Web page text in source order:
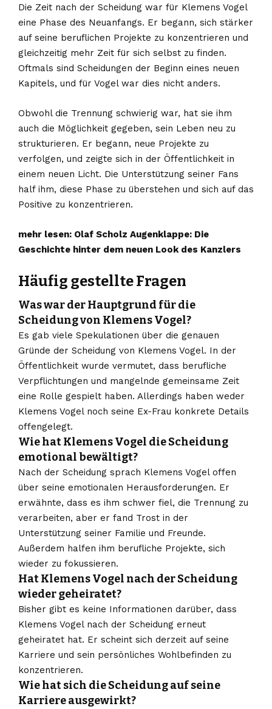
Die Zeit nach der Scheidung war für Klemens Vogel
eine Phase des Neuanfangs. Er begann, sich stärker
auf seine beruflichen Projekte zu konzentrieren und
gleichzeitig mehr Zeit für sich selbst zu finden.
Oftmals sind Scheidungen der Beginn eines neuen
Kapitels, und für Vogel war dies nicht anders.
Obwohl die Trennung schwierig war, hat sie ihm
auch die Möglichkeit gegeben, sein Leben neu zu
strukturieren. Er begann, neue Projekte zu
verfolgen, und zeigte sich in der Öffentlichkeit in
einem neuen Licht. Die Unterstützung seiner Fans
half ihm, diese Phase zu überstehen und sich auf das
Positive zu konzentrieren.
mehr lesen: Olaf Scholz Augenklappe: Die
Geschichte hinter dem neuen Look des Kanzlers
Häufig gestellte Fragen
Was war der Hauptgrund für die
Scheidung von Klemens Vogel?
Es gab viele Spekulationen über die genauen
Gründe der Scheidung von Klemens Vogel. In der
Öffentlichkeit wurde vermutet, dass berufliche
Verpflichtungen und mangelnde gemeinsame Zeit
eine Rolle gespielt haben. Allerdings haben weder
Klemens Vogel noch seine Ex-Frau konkrete Details
offengelegt.
Wie hat Klemens Vogel die Scheidung
emotional bewältigt?
Nach der Scheidung sprach Klemens Vogel offen
über seine emotionalen Herausforderungen. Er
erwähnte, dass es ihm schwer fiel, die Trennung zu
verarbeiten, aber er fand Trost in der
Unterstützung seiner Familie und Freunde.
Außerdem halfen ihm berufliche Projekte, sich
wieder zu fokussieren.
Hat Klemens Vogel nach der Scheidung
wieder geheiratet?
Bisher gibt es keine Informationen darüber, dass
Klemens Vogel nach der Scheidung erneut
geheiratet hat. Er scheint sich derzeit auf seine
Karriere und sein persönliches Wohlbefinden zu
konzentrieren.
Wie hat sich die Scheidung auf seine
Karriere ausgewirkt?